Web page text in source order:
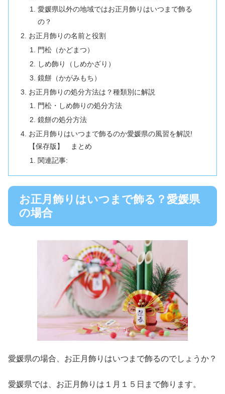
愛媛県以外の地域ではお正月飾りはいつまで飾る
の？
お正月飾りの名前と役割
門松（かどまつ）
しめ飾り（しめかざり）
鏡餅（かがみもち）
お正月飾りの処分方法は？種類別に解説
門松・しめ飾りの処分方法
鏡餅の処分方法
お正月飾りはいつまで飾るのか愛媛県の風習を解説!
【保存版】 まとめ
関連記事:
お正月飾りはいつまで飾る？愛媛県
の場合
愛媛県の場合、お正月飾りはいつまで飾るのでしょうか？
愛媛県では、お正月飾りは１月１５日まで飾ります。